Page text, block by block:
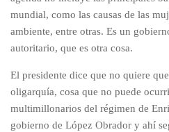
mundial, como las causas de las
ambiente, entre otras. Es un
autoritario, que es otra cosa.
El presidente dice que no quiere
oligarquía, cosa que no puede
multimillonarios del régimen de
gobierno de López Obrador y ahí